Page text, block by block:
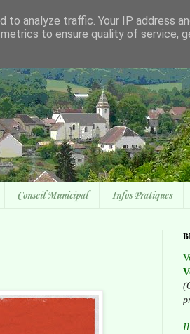
Conseil Municipal Infos Pratiques
Il
analyze traffic. Your IP address
to ensure quality of service,